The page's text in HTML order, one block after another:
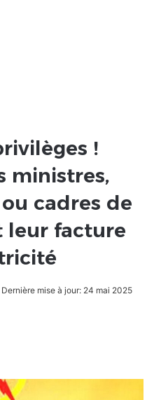
!
ministres,
cadres de
leur facture
Dernière mise à jour: 24 mai 2025